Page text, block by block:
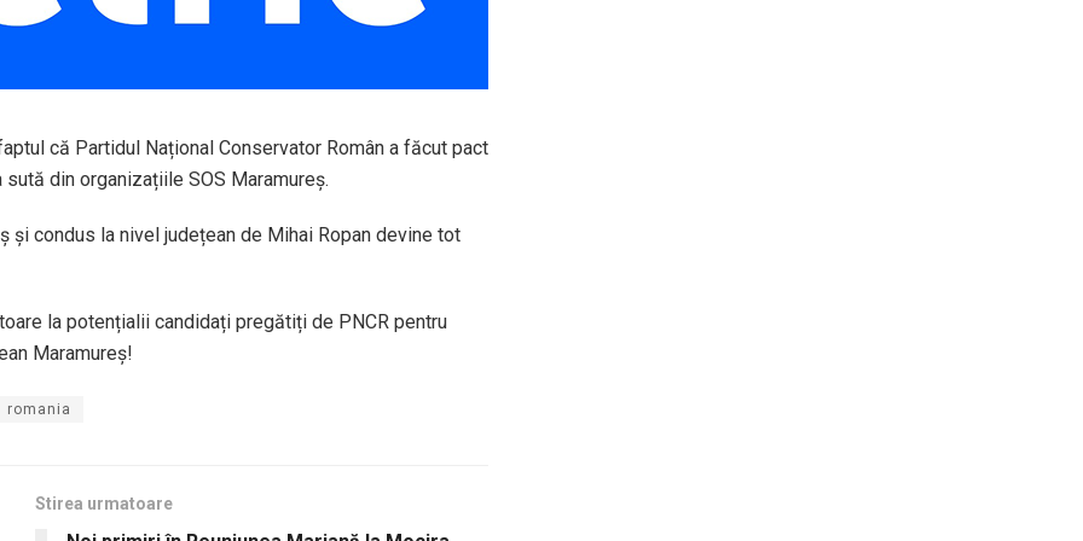
că Partidul Național Conservator Român a făcut pact
din organizațiile SOS Maramureș.
condus la nivel județean de Mihai Ropan devine tot
la potențialii candidați pregătiți de PNCR pentru
Maramureș!
romania
Stirea urmatoare